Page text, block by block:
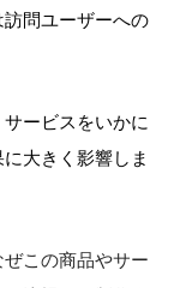
問ユーザーへの
ービスをいかに
大きく影響しま
この商品やサー